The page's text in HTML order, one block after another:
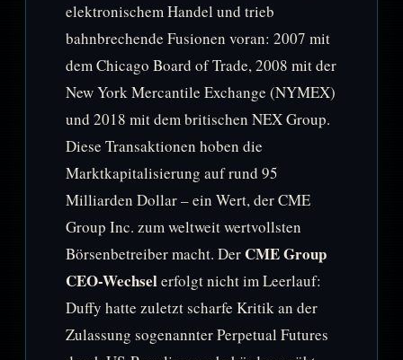
elektronischem Handel und trieb
bahnbrechende Fusionen voran: 2007 mit
dem Chicago Board of Trade, 2008 mit der
New York Mercantile Exchange (NYMEX)
und 2018 mit dem britischen NEX Group.
Diese Transaktionen hoben die
Marktkapitalisierung auf rund 95
Milliarden Dollar – ein Wert, der CME
Group Inc. zum weltweit wertvollsten
Börsenbetreiber macht. Der CME Group
CEO-Wechselerfolgt nicht im Leerlauf:
Duffy hatte zuletzt scharfe Kritik an der
Zulassung sogenannter Perpetual Futures